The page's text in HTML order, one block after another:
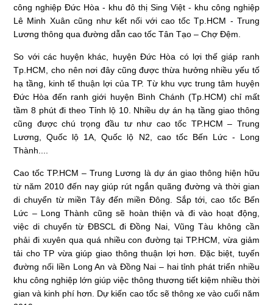
công nghiệp Đức Hòa - khu đô thị Sing Việt - khu công nghiệp
Lê Minh Xuân cũng như kết nối với cao tốc Tp.HCM - Trung
Lương thông qua đường dẫn cao tốc Tân Tạo – Chợ Đệm.
So với các huyện khác, huyện Đức Hòa có lợi thế giáp ranh
Tp.HCM, cho nên nơi đây cũng được thừa hưởng nhiều yếu tố
hạ tầng, kinh tế thuận lợi của TP. Từ khu vực trung tâm huyện
Đức Hòa đến ranh giới huyện Bình Chánh (Tp.HCM) chỉ mất
tầm 8 phút đi theo Tỉnh lộ 10. Nhiều dự án hạ tầng giao thông
cũng được chú trọng đầu tư như cao tốc TP.HCM – Trung
Lương, Quốc lộ 1A, Quốc lộ N2, cao tốc Bến Lức - Long
Thành....
Cao tốc TP.HCM – Trung Lương là dự án giao thông hiện hữu
từ năm 2010 đến nay giúp rút ngắn quãng đường và thời gian
di chuyển từ miền Tây đến miền Đông. Sắp tới, cao tốc Bến
Lức – Long Thành cũng sẽ hoàn thiện và đi vào hoạt động,
việc di chuyển từ ĐBSCL đi Đồng Nai, Vũng Tàu không cần
phải đi xuyên qua quá nhiều con đường tại TP.HCM, vừa giảm
tải cho TP vừa giúp giao thông thuận lợi hơn. Đặc biệt, tuyến
đường nối liền Long An và Đồng Nai – hai tỉnh phát triển nhiều
khu công nghiệp lớn giúp việc thông thương tiết kiệm nhiều thời
gian và kinh phí hơn. Dự kiến cao tốc sẽ thông xe vào cuối năm